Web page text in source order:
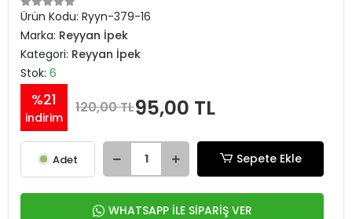
Ürün Kodu: Ryyn-379-16
Marka: Reyyan İpek
Kategori: Reyyan İpek
Stok: 6
%21
indirim
120,00 TL95,00 TL
Adet Sepete Ekle
WHATSAPP İLE SİPARİŞ VER